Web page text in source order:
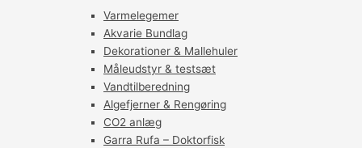
Varmelegemer
Akvarie Bundlag
Dekorationer & Mallehuler
Måleudstyr & testsæt
Vandtilberedning
Algefjerner & Rengøring
CO2 anlæg
Garra Rufa – Doktorfisk